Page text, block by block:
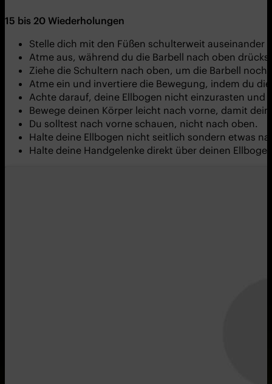
15 bis 20 Wiederholungen
Stelle dich mit den Füßen schulterweit auseinander
Atme aus, während du die Barbell nach oben
Ziehe die Schultern nach oben, um die Barbell noch
Atme ein und invertiere die Bewegung, indem du
Achte darauf, deine Ellbogen nicht einzurasten
Bewege deinen Körper leicht nach vorne, damit
Du solltest nach vorne schauen, nicht nach oben.
Halte deine Ellbogen nicht seitlich sondern etwas
Halte deine Handgelenke direkt über deinen